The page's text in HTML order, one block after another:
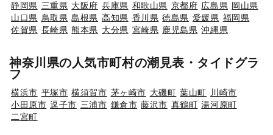
静岡県 三重県 大阪府 兵庫県 和歌山県 京都府 広島県 岡山県
山口県 鳥取県 島根県 高知県 香川県 徳島県 愛媛県 福岡県
佐賀県 長崎県 熊本県 大分県 宮崎県 鹿児島県 沖縄県
神奈川県の人気市町村の潮見表・タイドグラ
フ
横浜市 平塚市 横須賀市 茅ヶ崎市 大磯町 葉山町
川崎市
小田原市 逗子市 三浦市 鎌倉市 藤沢市 真鶴町 湯河原町
二宮町